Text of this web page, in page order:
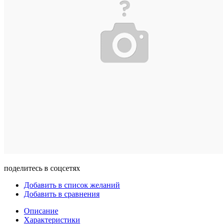
поделитесь в соцсетях
Добавить в список желаний
Добавить в сравнения
Описание
Характеристики